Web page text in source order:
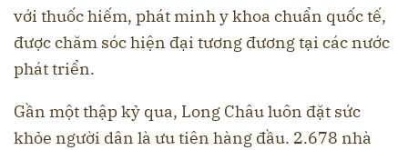
với thuốc hiếm, phát minh y khoa chuẩn quốc tế,
được chăm sóc hiện đại tương đương tại các nước
phát triển.
Gần một thập kỷ qua, Long Châu luôn đặt sức
khỏe người dân là ưu tiên hàng đầu. 2.678 nhà